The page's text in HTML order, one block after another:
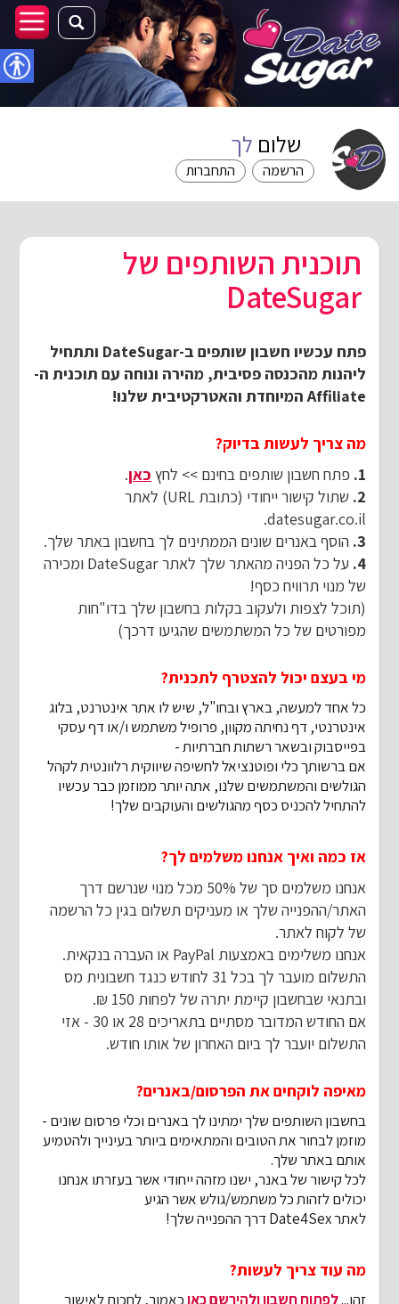
שלום לך
התחברות הרשמה
תוכנית השותפים של
DateSugar
פתח עכשיו חשבון שותפים ב-DateSugar ותתחיל
ליהנות מהכנסה פסיבית, מהירה ונוחה עם תוכנית ה-
Affiliate המיוחדת והאטרקטיבית שלנו!
מה צריך לעשות בדיוק?
1. פתח חשבון שותפים בחינם >> לחץ כאן.
2.
שתול קישור ייחודי (כתובת URL) לאתר
datesugar.co.il.
3. הוסף באנרים שונים הממתינים לך בחשבון באתר שלך.
4.
על כל הפניה מהאתר שלך לאתר DateSugar ומכירה
של מנוי תרוויח כסף!
(תוכל לצפות ולעקוב בקלות בחשבון שלך בדו"חות
מפורטים של כל המשתמשים שהגיעו דרכך)
מי בעצם יכול להצטרף לתכנית?
כל אחד למעשה, בארץ ובחו"ל, שיש לו אתר אינטרנט, בלוג
אינטרנטי, דף נחיתה מקוון, פרופיל משתמש ו/או דף עסקי
בפייסבוק ובשאר רשתות חברתיות -
אם ברשותך כלי ופוטנציאל לחשיפה שיווקית רלוונטית לקהל
הגולשים והמשתמשים שלנו, אתה יותר ממוזמן כבר עכשיו
להתחיל להכניס כסף מהגולשים והעוקבים שלך!
אז כמה ואיך אנחנו משלמים לך?
אנחנו משלמים סך של 50% מכל מנוי שנרשם דרך
האתר/ההפנייה שלך או מעניקים תשלום בגין כל הרשמה
של לקוח לאתר.
אנחנו משלימים באמצעות
PayPal או העברה בנקאית.
התשלום מועבר לך בכל 31 לחודש כנגד חשבונית מס
ובתנאי שבחשבון קיימת יתרה של לפחות 150 ₪.
אם החודש המדובר מסתיים בתאריכים 28 או 30 - אזי
התשלום יועבר לך ביום האחרון של אותו חודש.
מאיפה לוקחים את הפרסום/באנרים?
בחשבון השותפים שלך ימתינו לך באנרים וכלי פרסום שונים -
מוזמן לבחור את הטובים והמתאימים ביותר בעינייך ולהטמיע
אותם באתר שלך.
לכל קישור של באנר, ישנו מזהה ייחודי אשר בעזרתו אנחנו
יכולים לזהות כל משתמש/גולש אשר הגיע
לאתר Date4Sex דרך ההפנייה שלך!
מה עוד צריך לעשות?
זהו...לפתוח חשבון ולהירשם כאןכאמור, לחכות לאישור